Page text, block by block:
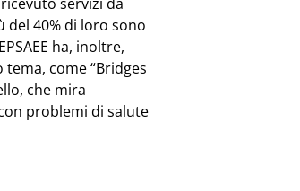
del 40% di loro sono
ha, inoltre,
come “Bridges
che mira
problemi di salute